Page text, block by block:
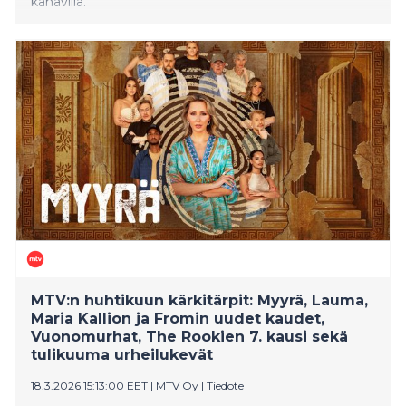
MTV:n huhtikuun kärkitärpit: Myyrä, Lauma,
Maria Kallion ja Fromin uudet kaudet,
Vuonomurhat, The Rookien 7. kausi sekä
tulikuuma urheilukevät
18.3.2026 15:13:00 EET | MTV Oy | Tiedote